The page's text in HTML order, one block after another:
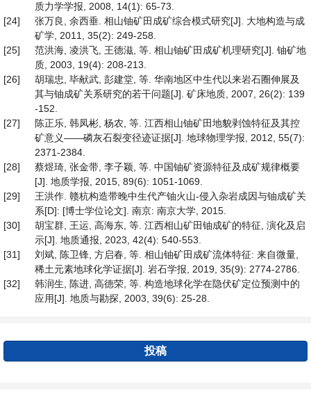
质力学学报, 2008, 14(1): 65-73.
[24]
张万良, 余西垂. 相山铀矿田成矿综合模式研究[J]. 大地构造与成
矿学, 2011, 35(2): 249-258.
[25]
范洪海, 凌洪飞, 王德滋, 等. 相山铀矿田成矿机理研究[J]. 铀矿地
质, 2003, 19(4): 208-213.
[26]
胡瑞忠, 毕献武, 彭建堂, 等. 华南地区中生代以来岩石圈伸展及
其与铀成矿关系研究的若干问题[J]. 矿床地质, 2007, 26(2): 139
-152.
[27]
陈正乐, 韩凤彬, 杨农, 等. 江西相山铀矿田地貌剥蚀特征及其控
矿意义——磷灰石裂变径迹证据[J]. 地球物理学报, 2012, 55(7):
2371-2384.
[28]
蔡煜琦, 张金带, 李子颖, 等. 中国铀矿资源特征及成矿规律概要
[J]. 地质学报, 2015, 89(6): 1051-1069.
[29]
王洪作. 赣杭构造带晚中生代产铀火山-侵入杂岩成因与铀成矿关
系[D]: [博士学位论文]. 南京: 南京大学, 2015.
[30]
胡宝群, 王运, 高海东, 等. 江西相山矿田铀成矿的特征, 演化及启
示[J]. 地质通报, 2023, 42(4): 540-553.
[31]
刘斌, 陈卫锋, 方启春, 等. 相山铀矿田成矿流体特征: 来自微量,
稀土元素地球化学证据[J]. 岩石学报, 2019, 35(9): 2774-2786.
[32]
韩润生, 陈进, 高德荣, 等. 构造地球化学在隐伏矿定位预测中的
应用[J]. 地质与勘探, 2003, 39(6): 25-28.
投稿